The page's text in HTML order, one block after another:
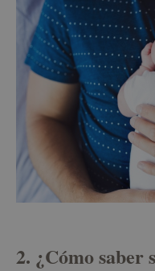
2. ¿Cómo saber